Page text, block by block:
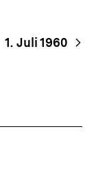
1. Juli 1960